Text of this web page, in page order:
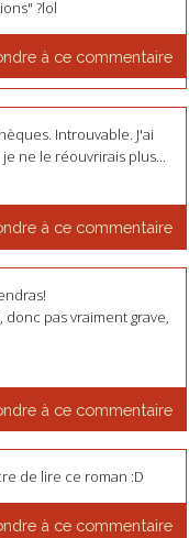
?lol
à ce commentaire
Introuvable. J'ai
ne le réouvrirais plus...
à ce commentaire
pas vraiment grave,
à ce commentaire
de lire ce roman :D
à ce commentaire